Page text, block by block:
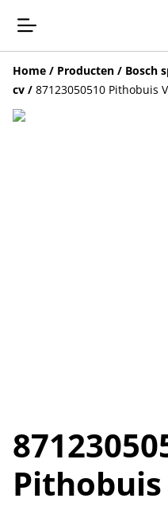
Home / Producten / Bosch
cv / 87123050510 Pithobuis
Pithobuis